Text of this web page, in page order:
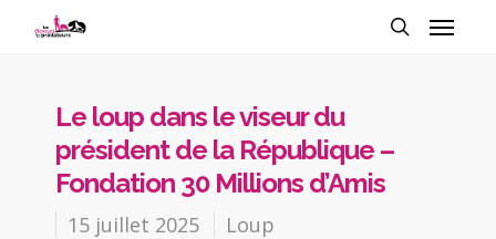
Le loup dans le viseur du
président de la République –
Fondation 30 Millions d’Amis
15 juillet 2025 Loup